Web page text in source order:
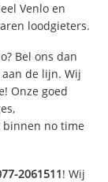
Venlo en
loodgieters.
Bel ons dan
de lijn. Wij
Onze goed
binnen no time
2061511! Wij